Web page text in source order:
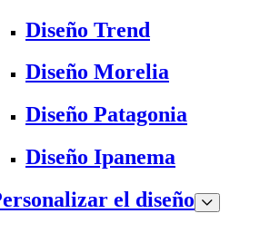
Diseño Trend
Diseño Morelia
Diseño Patagonia
Diseño Ipanema
el diseño